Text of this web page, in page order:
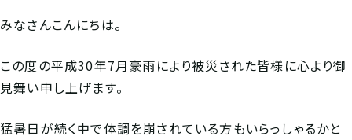
みなさんこんにちは。
この度の平成30年7月豪雨により被災された皆様に心より御
見舞い申し上げます。
猛暑日が続く中で体調を崩されている方もいらっしゃるかと